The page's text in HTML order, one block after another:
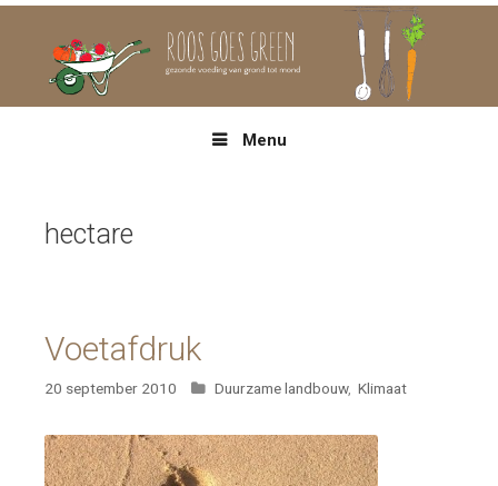
Menu
hectare
Voetafdruk
20 september 2010 Categorieën
Duurzame landbouw, Klimaat